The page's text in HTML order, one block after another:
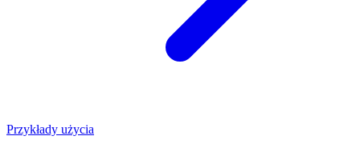
Przykłady użycia